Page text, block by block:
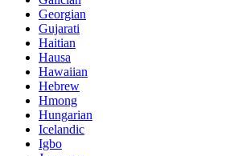
Georgian
Gujarati
Haitian
Hausa
Hawaiian
Hebrew
Hmong
Hungarian
Icelandic
Igbo